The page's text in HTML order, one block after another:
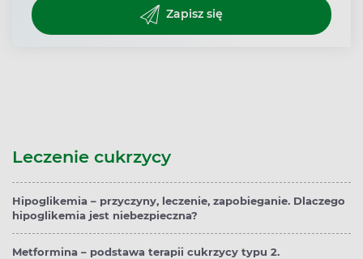
Zapisz się
Leczenie cukrzycy
Hipoglikemia – przyczyny, leczenie, zapobieganie. Dlaczego
hipoglikemia jest niebezpieczna?
Metformina – podstawa terapii cukrzycy typu 2.